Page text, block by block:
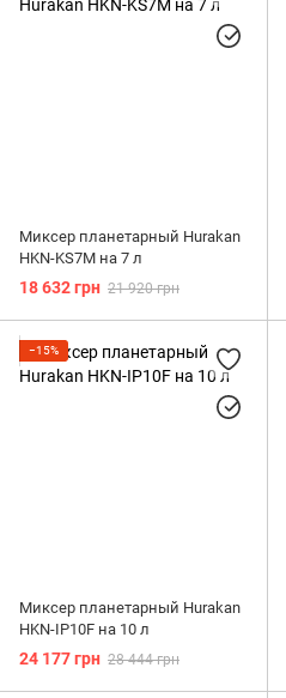
Миксер планетарный Hurakan
HKN-KS7M на 7 л
18 632 грн 21 920 грн
−15%
Миксер планетарный Hurakan
HKN-IP10F на 10 л
24 177 грн 28 444 грн